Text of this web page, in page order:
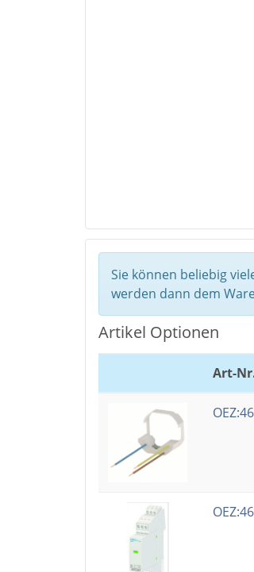
Sie können beliebig
werden dann dem
Artikel Optionen
Art-